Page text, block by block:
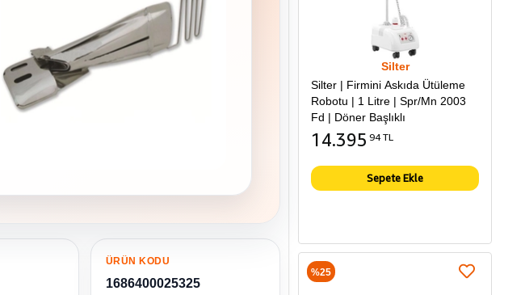
ÜRÜN KODU
1686400025325
Silter
Silter | Firmini Askıda Ütüleme
Robotu | 1 Litre | Spr/Mn 2003
Fd | Döner Başlıklı
14.395 94 TL
Sepete Ekle
%25